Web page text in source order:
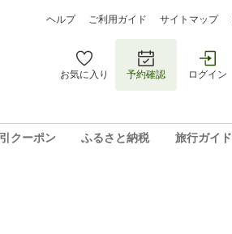
ヘルプ ご利用ガイド サイトマップ
お気に入り 予約確認 ログイン
クーポン ふるさと納税 旅行ガイド